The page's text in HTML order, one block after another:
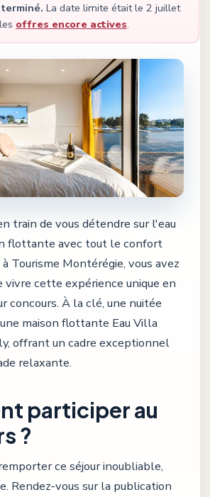
La date limite était le 2 juillet
offres encore actives.
train de vous détendre sur l'eau
flottante avec tout le confort
Tourisme Montérégie, vous avez
cette expérience unique en
concours. À la clé, une nuitée
maison flottante Eau Villa
offrant un cadre exceptionnel
relaxante.
participer au
?
ce séjour inoubliable,
Rendez-vous sur la publication